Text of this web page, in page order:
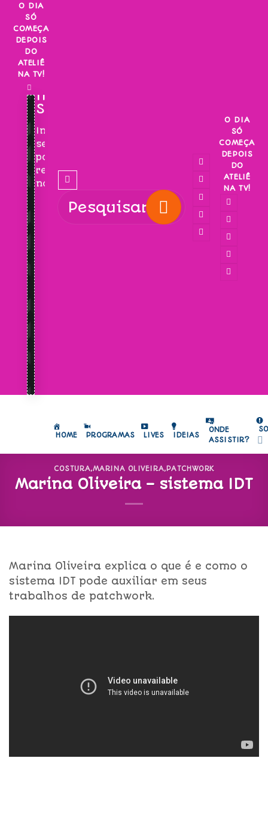
Skip
content
O DIA
SÓ
COMEÇA
DEPOIS
DO
ATELIÊ
NA TV!
INSCREVA-
SE!
Inscreva-
se
para
receber
novidades!
O DIA
SÓ
COMEÇA
DEPOIS
DO
ATELIÊ
NA TV!
HOME PROGRAMAS LIVES IDEIAS
ONDE
ASSISTIR?
COSTURA,MARINA OLIVEIRA, PATCHWORK
Marina Oliveira – sistema IDT
Marina Oliveira explica o que é e como o
sistema IDT pode auxiliar em seus
trabalhos de patchwork.